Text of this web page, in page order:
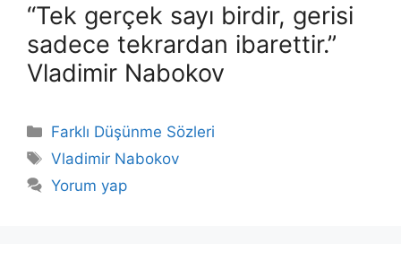
“Tek gerçek sayı birdir, gerisi
sadece tekrardan ibarettir.”
Vladimir Nabokov
Kategoriler
Farklı Düşünme Sözleri
Etiketler
Vladimir Nabokov
Yorum yap